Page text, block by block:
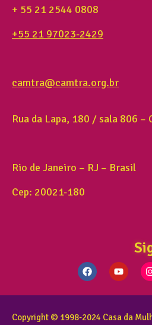
+ 55 21 2544 0808
+55 21 97023-2429
camtra@camtra.org.br
Rua da Lapa, 180 / sala 806 –
Rio de Janeiro – RJ – Brasil
Cep: 20021-180
Copyright © 1998-2024 Casa da